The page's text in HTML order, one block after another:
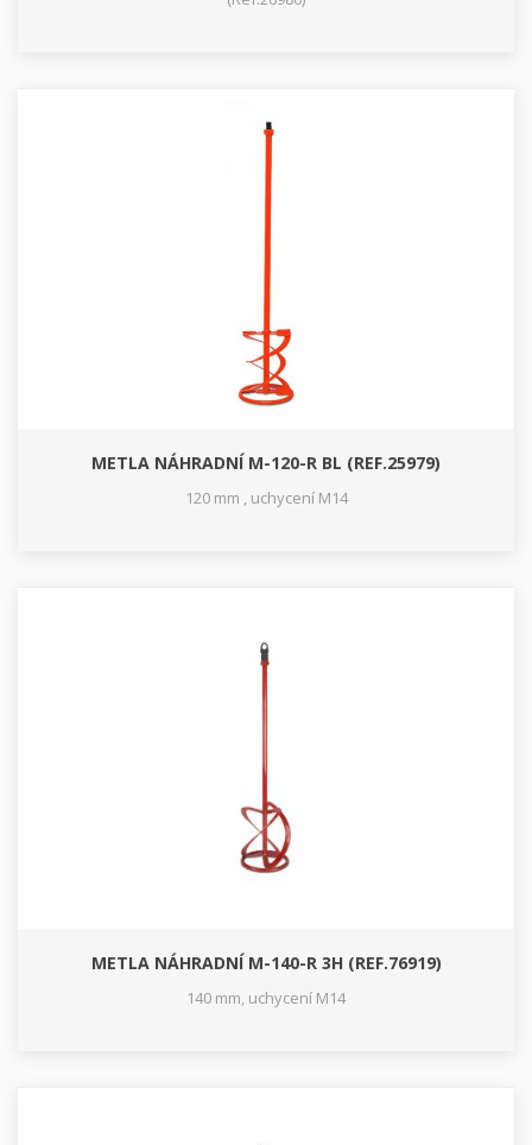
METLA NÁHRADNÍ M-120-R BL (REF.25979)
120 mm , uchycení M14
METLA NÁHRADNÍ M-140-R 3H (REF.76919)
140 mm, uchycení M14